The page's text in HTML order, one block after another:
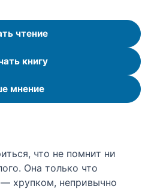
чтение
книгу
мнение
что не помнит ни
Она только что
хрупком, непривычно